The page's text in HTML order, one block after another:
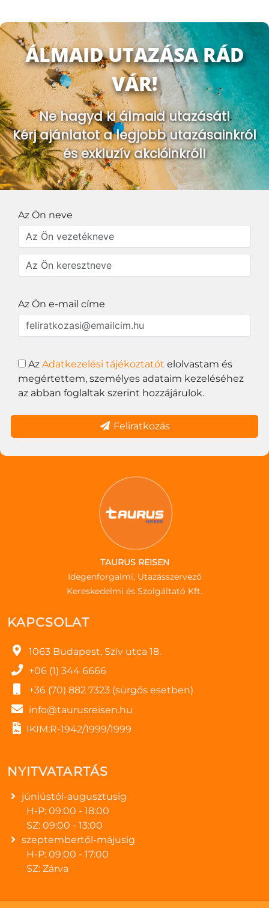
ÁLMAID UTAZÁSA RÁD
VÁR!
Ne hagyd ki álmaid utazását!
Kérj ajánlatot a legjobb utazásainkról
és exkluzív akcióinkról!
Az Ön neve
Az Ön e-mail címe
Az Adatkezelési tájékoztatót elolvastam és
megértettem, személyes adataim kezeléséhez
az abban foglaltak szerint hozzájárulok.
Feliratkozás
TAURUS REISEN
Idegenforgalmi, Utazásszervező
Kereskedelmi és Szolgáltató Kft.
KAPCSOLAT
1063 Budapest, Szív utca 18.
+06 (1) 344 6666
+36 (70) 882 7323 (sürgős esetben)
info@taurusreisen.hu
IKIM:R-1942/1999/1999
NYITVATARTÁS
júniústól-augusztusig
H-P: 09:00 - 18:00
SZ: 09:00 - 13:00
szeptembertől-májusig
H-P: 09:00 - 17:00
SZ: Zárva